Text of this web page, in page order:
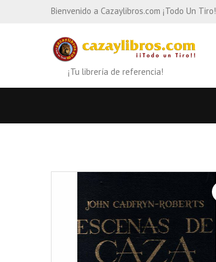
Bienvenido a Cazaylibros.com ¡Todo Un Tiro!
¡Tu librería de referencia!